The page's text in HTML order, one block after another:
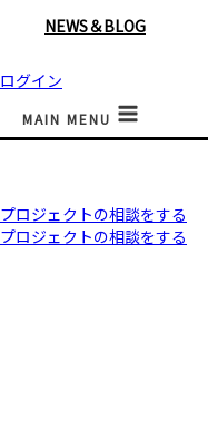
NEWS＆BLOG
ログイン
MAIN MENU
プロジェクトの相談をする
プロジェクトの相談をする